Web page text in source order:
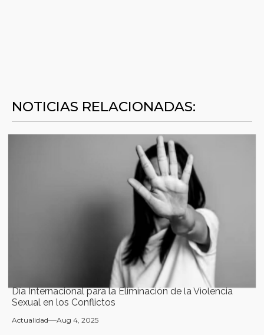
NOTICIAS RELACIONADAS:
Día Internacional para la Eliminación de la Violencia
Sexual en los Conflictos
Actualidad Aug 4, 2025